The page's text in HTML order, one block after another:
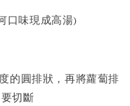
口味現成高湯)
的圓排狀，再將蘿蔔排
切斷